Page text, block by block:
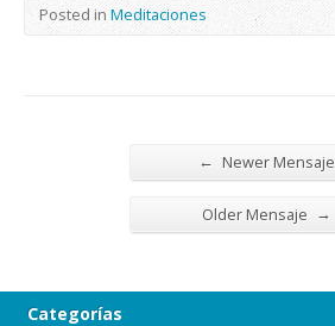
Posted in Meditaciones
← Newer Mensaje
Older Mensaje →
Categorías